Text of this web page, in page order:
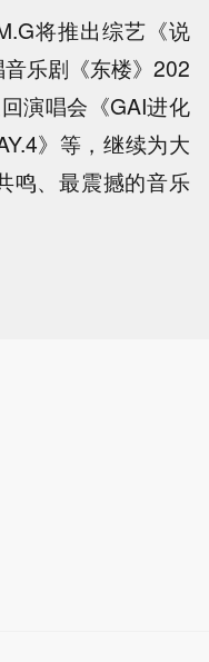
将推出综艺《说
乐剧《东楼》202
演唱会《GAI进化
》等，继续为大
鸣、最震撼的音乐